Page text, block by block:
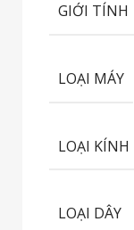
GIỚI TÍNH
LOẠI MÁY
LOẠI KÍNH
LOẠI DÂY